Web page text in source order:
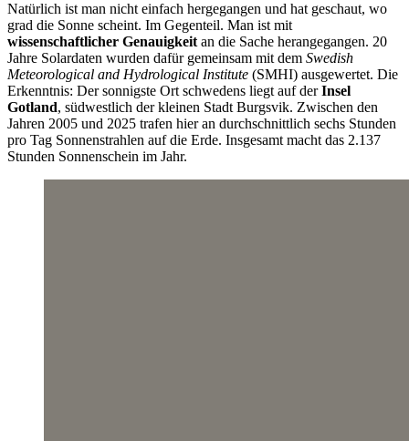
Natürlich ist man nicht einfach hergegangen und hat geschaut, wo
grad die Sonne scheint. Im Gegenteil. Man ist mit
wissenschaftlicher Genauigkeit an die Sache herangegangen. 20
Jahre Solardaten wurden dafür gemeinsam mit dem Swedish
Meteorological and Hydrological Institute (SMHI) ausgewertet. Die
Erkenntnis: Der sonnigste Ort schwedens liegt auf derInsel
Gotland, südwestlich der kleinen Stadt Burgsvik. Zwischen den
Jahren 2005 und 2025 trafen hier an durchschnittlich sechs Stunden
pro Tag Sonnenstrahlen auf die Erde. Insgesamt macht das 2.137
Stunden Sonnenschein im Jahr.